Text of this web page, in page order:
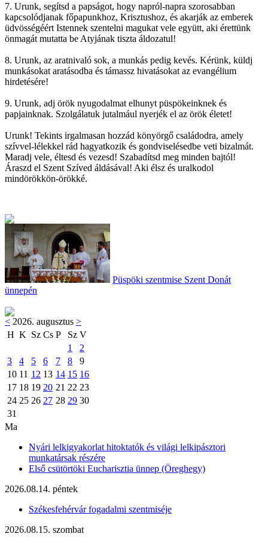
7. Urunk, segítsd a papságot, hogy napról-napra szorosabban
kapcsolódjanak főpapunkhoz, Krisztushoz, és akarják az emberek
üdvösségéért Istennek szentelni magukat vele együtt, aki érettünk
önmagát mutatta be Atyjának tiszta áldozatul!
8. Urunk, az aratnivaló sok, a munkás pedig kevés. Kérünk, küldj
munkásokat aratásodba és támassz hivatásokat az evangélium
hirdetésére!
9. Urunk, adj örök nyugodalmat elhunyt püspökeinknek és
papjainknak. Szolgálatuk jutalmául nyerjék el az örök életet!
Urunk! Tekints irgalmasan hozzád könyörgő családodra, amely
szívvel-lélekkel rád hagyatkozik és gondviselésedbe veti bizalmát.
Maradj vele, éltesd és vezesd! Szabadítsd meg minden bajtól!
Áraszd el Szent Szíved áldásával! Aki élsz és uralkodol
mindörökkön-örökké.
Püspöki szentmise Szent Donát
ünnepén
< 2026. augusztus >
H K Sz Cs P Sz V
1
2
3
4 5 6 7 8
9
10 11 12 13 14 15 16
17 18 19 20 21 22 23
24 25 26 27 28 29 30
31
Ma
Nyári lelkigyakorlat hitoktatók és világi lelkipásztori
munkatársak részére
Első csütörtöki Eucharisztia ünnep (Öreghegy)
2026.08.14. péntek
Székesfehérvár fogadalmi szentmiséje
2026.08.15. szombat